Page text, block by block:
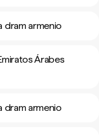
dram armenio
Árabes
dram armenio